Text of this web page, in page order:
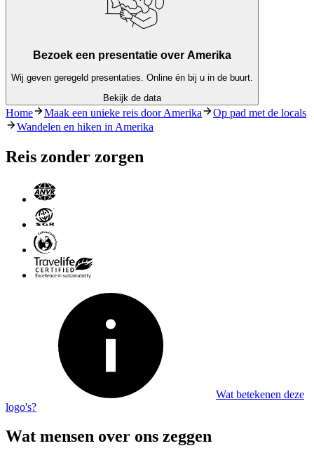
Bezoek een presentatie over Amerika
Wij geven geregeld presentaties. Online én bij u in de buurt.
Bekijk de data
Home Maak een unieke reis door Amerika
Op pad met de locals
Wandelen en hiken in Amerika
Reis zonder zorgen
Wat betekenen deze
logo's?
Wat mensen over ons zeggen